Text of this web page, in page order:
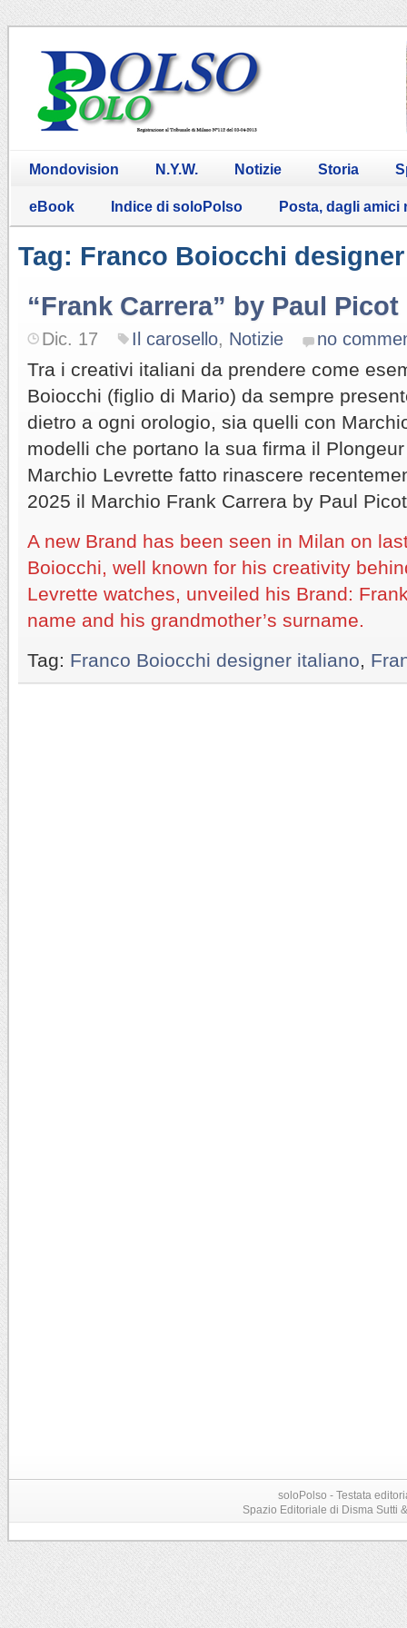
Mondovision N.Y.W. Notizie Storia
eBook Indice di soloPolso Posta, dagli amici
Tag: Franco Boiocchi
“Frank Carrera” by Paul Picot
Dic. 17 Il carosello, Notizie no
Tra i creativi italiani da prendere come
Boiocchi (figlio di Mario) da sempre
dietro a ogni orologio, sia quelli con
modelli che portano la sua firma il
Marchio Levrette fatto rinascere
2025 il Marchio Frank Carrera by Paul
A new Brand has been seen in Milan on
Boiocchi, well known for his creativity
Levrette watches, unveiled his Brand:
name and his grandmother’s surname.
Tag: Franco Boiocchi designer italiano
soloPolso - Testata
Spazio Editoriale di Disma Sutti